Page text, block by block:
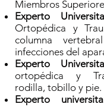
Miembros
Experto
Ortopédica y
columna
infecciones del
Experto
ortopédica y
rodilla, tobillo y pie.
Experto